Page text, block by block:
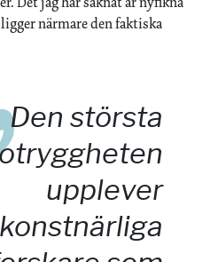
närmare den faktiska
Den största
upplever
konstnärliga